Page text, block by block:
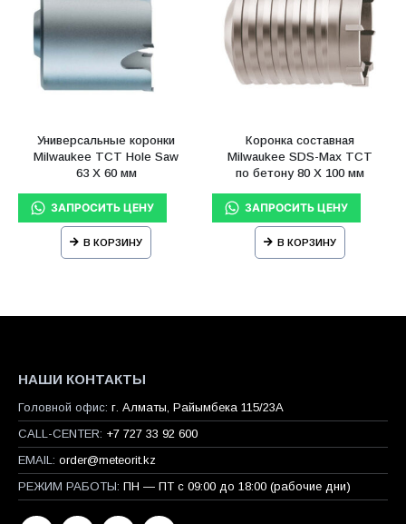
Универсальные коронки
Milwaukee TCT Hole Saw
63 X 60 мм
В КОРЗИНУ
Коронка составная
Milwaukee SDS-Max ТСТ
по бетону 80 X 100 мм
В КОРЗИНУ
НАШИ КОНТАКТЫ
Головной офис: г. Алматы, Райымбека 115/23A
CALL-CENTER: +7 727 33 92 600
EMAIL: order@meteorit.kz
РЕЖИМ РАБОТЫ: ПН — ПТ с 09:00 до 18:00 (рабочие дни)